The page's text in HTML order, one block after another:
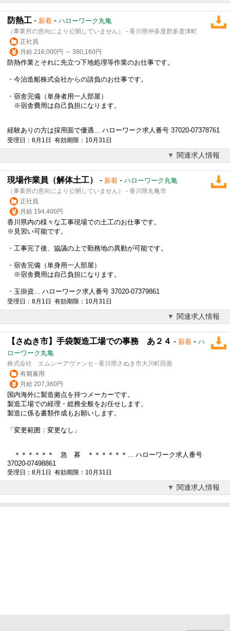
防熱工 - 新着 - ハローワーク丸亀
（事業所の意向により公開していません） - 香川県仲多度郡多度津町
正社員
月給 216,000円 ～ 380,160円
防熱作業とそれに先立つ下地処理等作業のお仕事です。
・今治造船株式会社からの請負のお仕事です。
・宿舎完備（単身者用一人部屋）
※宿舎費用は自己負担になります。
経験ありの方は採用面で優遇... ハローワーク求人番号 37020-07378761
受理日：8月1日 有効期限：10月31日
関連求人情報
現場作業員（解体土工） - 新着 - ハローワーク丸亀
（事業所の意向により公開していません） - 香川県丸亀市
正社員
月給 194,400円
香川県内の様々な工事現場での土工のお仕事です。
※見習い可能です。
・工事完了後、協議の上で勤務地の異動が可能です。
・宿舎完備（単身用一人部屋）
※宿舎費用は自己負担になります。
・玉掛資... ハローワーク求人番号 37020-07379861
受理日：8月1日 有効期限：10月31日
関連求人情報
【さぬき市】手袋製造工場での事務 あ２４ - 新着 - ハ
ローワーク丸亀
株式会社 エムシーアヴァンセ - 香川県さぬき市大川町田面
有期雇用
月給 207,360円
国内海外に製造拠点を持つメーカーです。
製造工場での経理・総務全般をお任せします。
製造に係る書類作成もお願いします。
「変更範囲：変更なし」
＊＊＊＊＊＊ 急 募 ＊＊＊＊＊＊... ハローワーク求人番号
37020-07498861
受理日：8月1日 有効期限：10月31日
関連求人情報